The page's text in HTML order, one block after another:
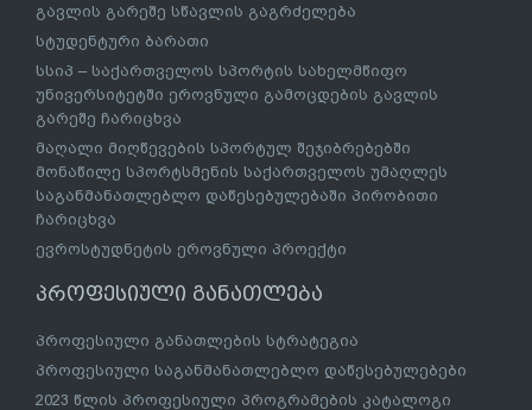
გავლის გარეშე სწავლის გაგრძელება
სტუდენტური ბარათი
სსიპ – საქართველოს სპორტის სახელმწიფო
უნივერსიტეტში ეროვნული გამოცდების გავლის
გარეშე ჩარიცხვა
მაღალი მიღწევების სპორტულ შეჯიბრებებში
მონაწილე სპორტსმენის საქართველოს უმაღლეს
საგანმანათლებლო დაწესებულებაში პირობითი
ჩარიცხვა
ევროსტუდნეტის ეროვნული პროექტი
პროფესიული განათლება
პროფესიული განათლების სტრატეგია
პროფესიული საგანმანათლებლო დაწესებულებები
2023 წლის პროფესიული პროგრამების კატალოგი